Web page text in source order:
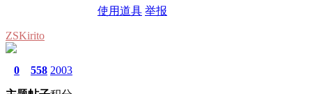
使用道具 举报
ZSKirito
0 558 2003